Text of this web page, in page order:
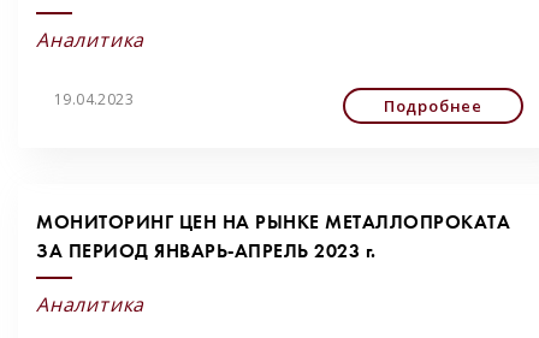
Аналитика
19.04.2023 Подробнее
МОНИТОРИНГ ЦЕН НА РЫНКЕ МЕТАЛЛОПРОКАТА
ЗА ПЕРИОД ЯНВАРЬ-АПРЕЛЬ 2023 г.
Аналитика